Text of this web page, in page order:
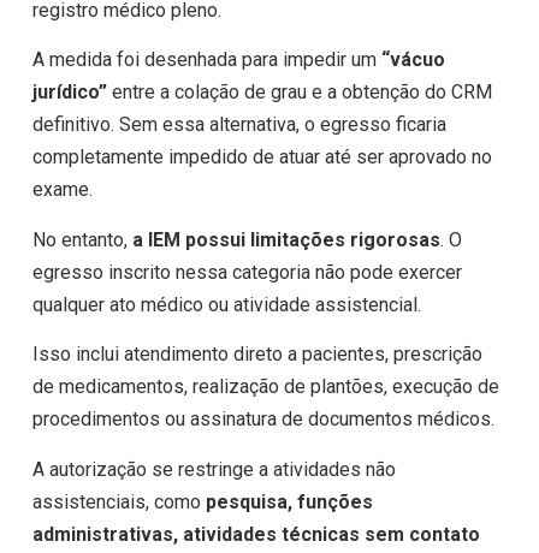
registro médico pleno.
A medida foi desenhada para impedir um “vácuo
jurídico”entre a colação de grau e a obtenção do CRM
definitivo. Sem essa alternativa, o egresso ficaria
completamente impedido de atuar até ser aprovado no
exame.
No entanto, a IEM possui limitações rigorosas. O
egresso inscrito nessa categoria não pode exercer
qualquer ato médico ou atividade assistencial.
Isso inclui atendimento direto a pacientes, prescrição
de medicamentos, realização de plantões, execução de
procedimentos ou assinatura de documentos médicos.
A autorização se restringe a atividades não
assistenciais, como pesquisa, funções
administrativas, atividades técnicas sem contato